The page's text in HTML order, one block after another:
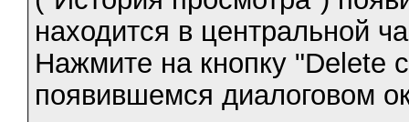
находится в центральной
Нажмите на кнопку "Delete
появившемся диалоговом